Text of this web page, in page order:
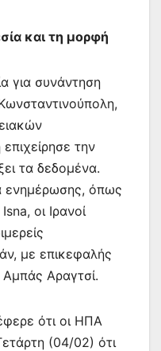
και τη μορφή
για συνάντηση
την
τα δεδομένα.
ενημέρωσης, όπως
οι Ιρανοί
με επικεφαλής
Αραγτσί.
ότι οι ΗΠΑ
(04/02) ότι